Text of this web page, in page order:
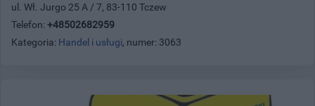
ul. Wł. Jurgo 25 A / 7, 83-110 Tczew
Telefon: +48502682959
Kategoria: Handel i usługi, numer: 3063